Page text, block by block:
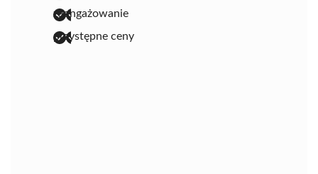
zaangażowanie
przystępne ceny